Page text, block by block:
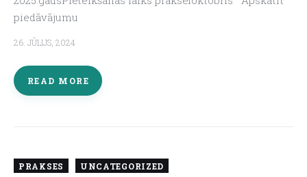
piedāvājumu
26. JŪLIJS, 2024
READ MORE
PRAKSES UNCATEGORIZED